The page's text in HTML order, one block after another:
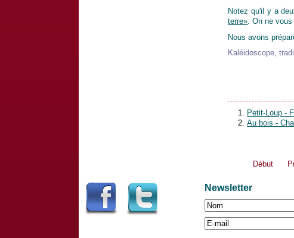
Notez qu'il y a
terre». On ne
Nous avons
Kaléidoscope,
Petit-Loup -
Au bois -
Début
Newsletter